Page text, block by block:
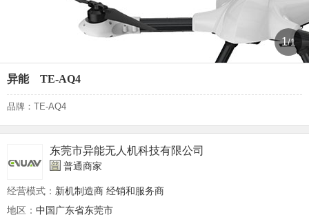
1/1
异能 TE-AQ4
品牌：TE-AQ4
东莞市异能无人机科技有限公司
普通商家
经营模式： 新机制造商 经销和服务商
地区： 中国广东省东莞市